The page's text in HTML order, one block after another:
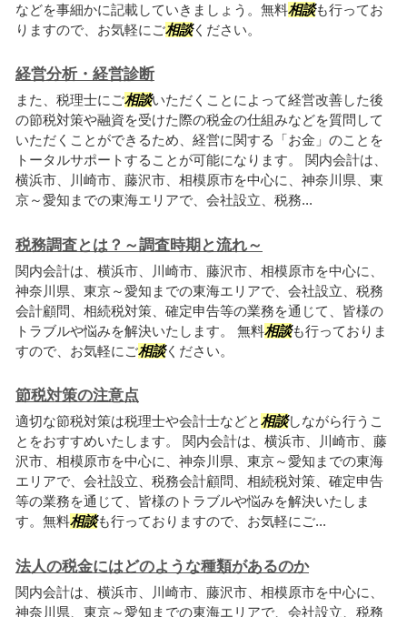
などを事細かに記載していきましょう。無料相談も行ってお
りますので、お気軽にご相談ください。
経営分析・経営診断
また、税理士にご相談いただくことによって経営改善した後
の節税対策や融資を受けた際の税金の仕組みなどを質問して
いただくことができるため、経営に関する「お金」のことを
トータルサポートすることが可能になります。 関内会計は、
横浜市、川崎市、藤沢市、相模原市を中心に、神奈川県、東
京～愛知までの東海エリアで、会社設立、税務...
税務調査とは？～調査時期と流れ～
関内会計は、横浜市、川崎市、藤沢市、相模原市を中心に、
神奈川県、東京～愛知までの東海エリアで、会社設立、税務
会計顧問、相続税対策、確定申告等の業務を通じて、皆様の
トラブルや悩みを解決いたします。 無料相談も行っておりま
すので、お気軽にご相談ください。
節税対策の注意点
適切な節税対策は税理士や会計士などと相談しながら行うこ
とをおすすめいたします。 関内会計は、横浜市、川崎市、藤
沢市、相模原市を中心に、神奈川県、東京～愛知までの東海
エリアで、会社設立、税務会計顧問、相続税対策、確定申告
等の業務を通じて、皆様のトラブルや悩みを解決いたしま
す。無料相談も行っておりますので、お気軽にご...
法人の税金にはどのような種類があるのか
関内会計は、横浜市、川崎市、藤沢市、相模原市を中心に、
神奈川県、東京～愛知までの東海エリアで、会社設立、税務